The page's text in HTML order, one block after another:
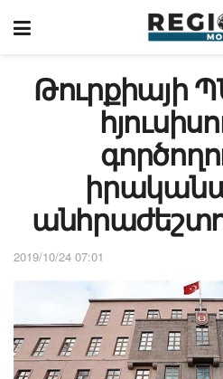
Թուրքիայի
2019/10/24 07:01